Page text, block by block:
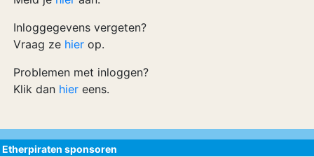
Inloggegevens vergeten?
Vraag ze hier op.
Problemen met inloggen?
Klik dan hier eens.
Etherpiraten sponsoren